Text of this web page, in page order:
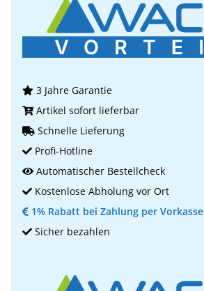
3 Jahre Garantie
Artikel sofort lieferbar
Schnelle Lieferung
Profi-Hotline
Automatischer Bestellcheck
Kostenlose Abholung vor Ort
1% Rabatt bei Zahlung per Vorkasse
Sicher bezahlen